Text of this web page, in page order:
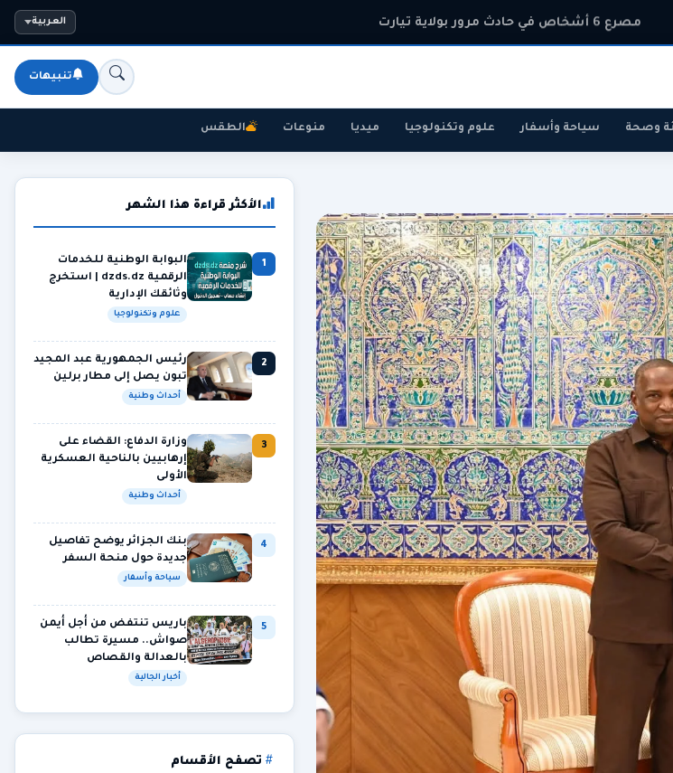
مصرع 6 أشخاص في حادث مرور بولاية تيارت العربية
تنبيهات
وصحة سياحة وأسفار علوم وتكنولوجيا ميديا منوعات الطقس
الأكثر قراءة هذا الشهر
1
البوابة الوطنية للخدمات
الرقمية dzds.dz | استخرج
وثائقك الإدارية
علوم وتكنولوجيا
2
رئيس الجمهورية عبد المجيد
تبون يصل إلى مطار برلين
أحداث وطنية
3
وزارة الدفاع: القضاء على
إرهابيين بالناحية العسكرية
الأولى
أحداث وطنية
4
بنك الجزائر يوضح تفاصيل
جديدة حول منحة السفر
سياحة وأسفار
5
باريس تنتفض من أجل أيمن
صواش.. مسيرة تطالب
بالعدالة والقصاص
أخبار الجالية
تصفح الأقسام